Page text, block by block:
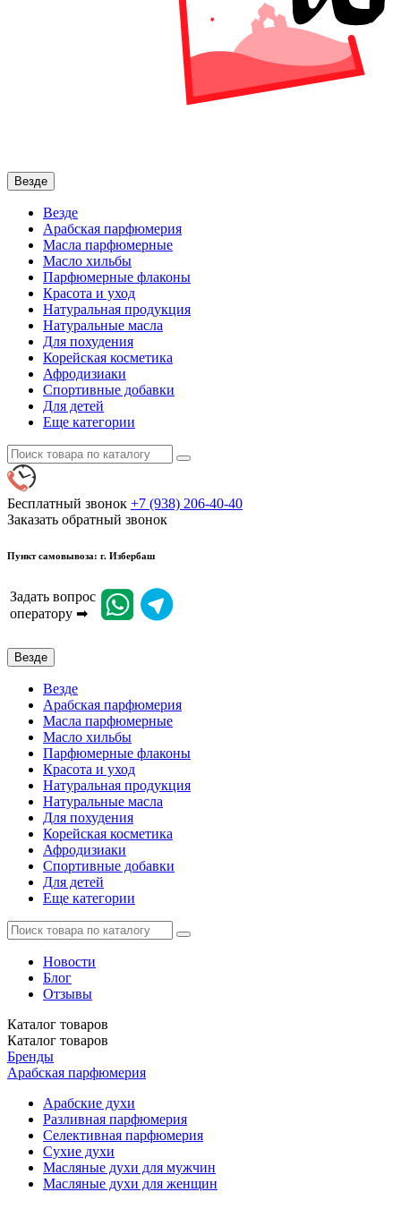
Везде
Везде
Арабская парфюмерия
Масла парфюмерные
Масло хильбы
Парфюмерные флаконы
Красота и уход
Натуральная продукция
Натуральные масла
Для похудения
Корейская косметика
Афродизиаки
Спортивные добавки
Для детей
Еще категории
Бесплатный звонок +7 (938) 206-40-40
Заказать обратный звонок
Пункт самовывоза: г. Избербаш
Задать вопрос
оператору ➡
Везде
Везде
Арабская парфюмерия
Масла парфюмерные
Масло хильбы
Парфюмерные флаконы
Красота и уход
Натуральная продукция
Натуральные масла
Для похудения
Корейская косметика
Афродизиаки
Спортивные добавки
Для детей
Еще категории
Новости
Блог
Отзывы
Каталог товаров
Каталог товаров
Бренды
Арабская парфюмерия
Арабские духи
Разливная парфюмерия
Селективная парфюмерия
Сухие духи
Масляные духи для мужчин
Масляные духи для женщин